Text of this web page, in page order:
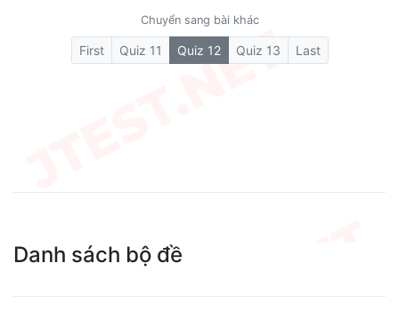
Chuyển sang bài khác
First Quiz 11 Quiz 12(current)
Quiz 13 Last
Danh sách bộ đề